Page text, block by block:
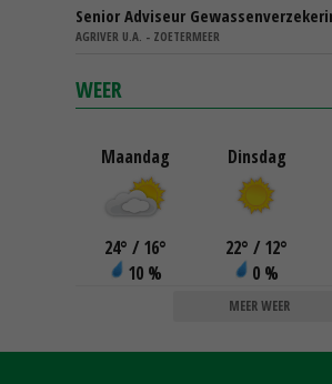
Senior Adviseur
AGRIVER U.A. - ZOETERMEER
WEER
Maandag
24° / 16°
10 %
Dinsdag
22° / 12°
0 %
MEER WEER